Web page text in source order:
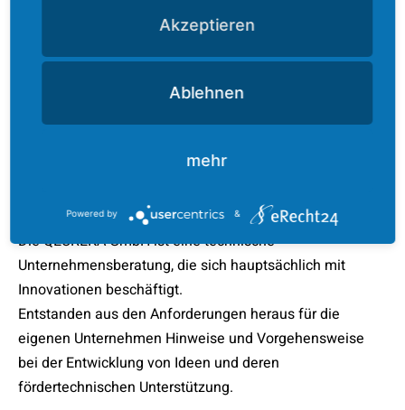
Innoport
Magdeburg Wissenschaftshafen,Quereka,Quereka
Quereka Magdeburg,Science City
Die QEUREKA GmbH ist eine technische
Unternehmensberatung, die sich hauptsächlich mit
Innovationen beschäftigt.
Entstanden aus den Anforderungen heraus für die
eigenen Unternehmen Hinweise und Vorgehensweise
bei der Entwicklung von Ideen und deren
fördertechnischen Unterstützung.
Akzeptieren
Ablehnen
mehr
Powered by &